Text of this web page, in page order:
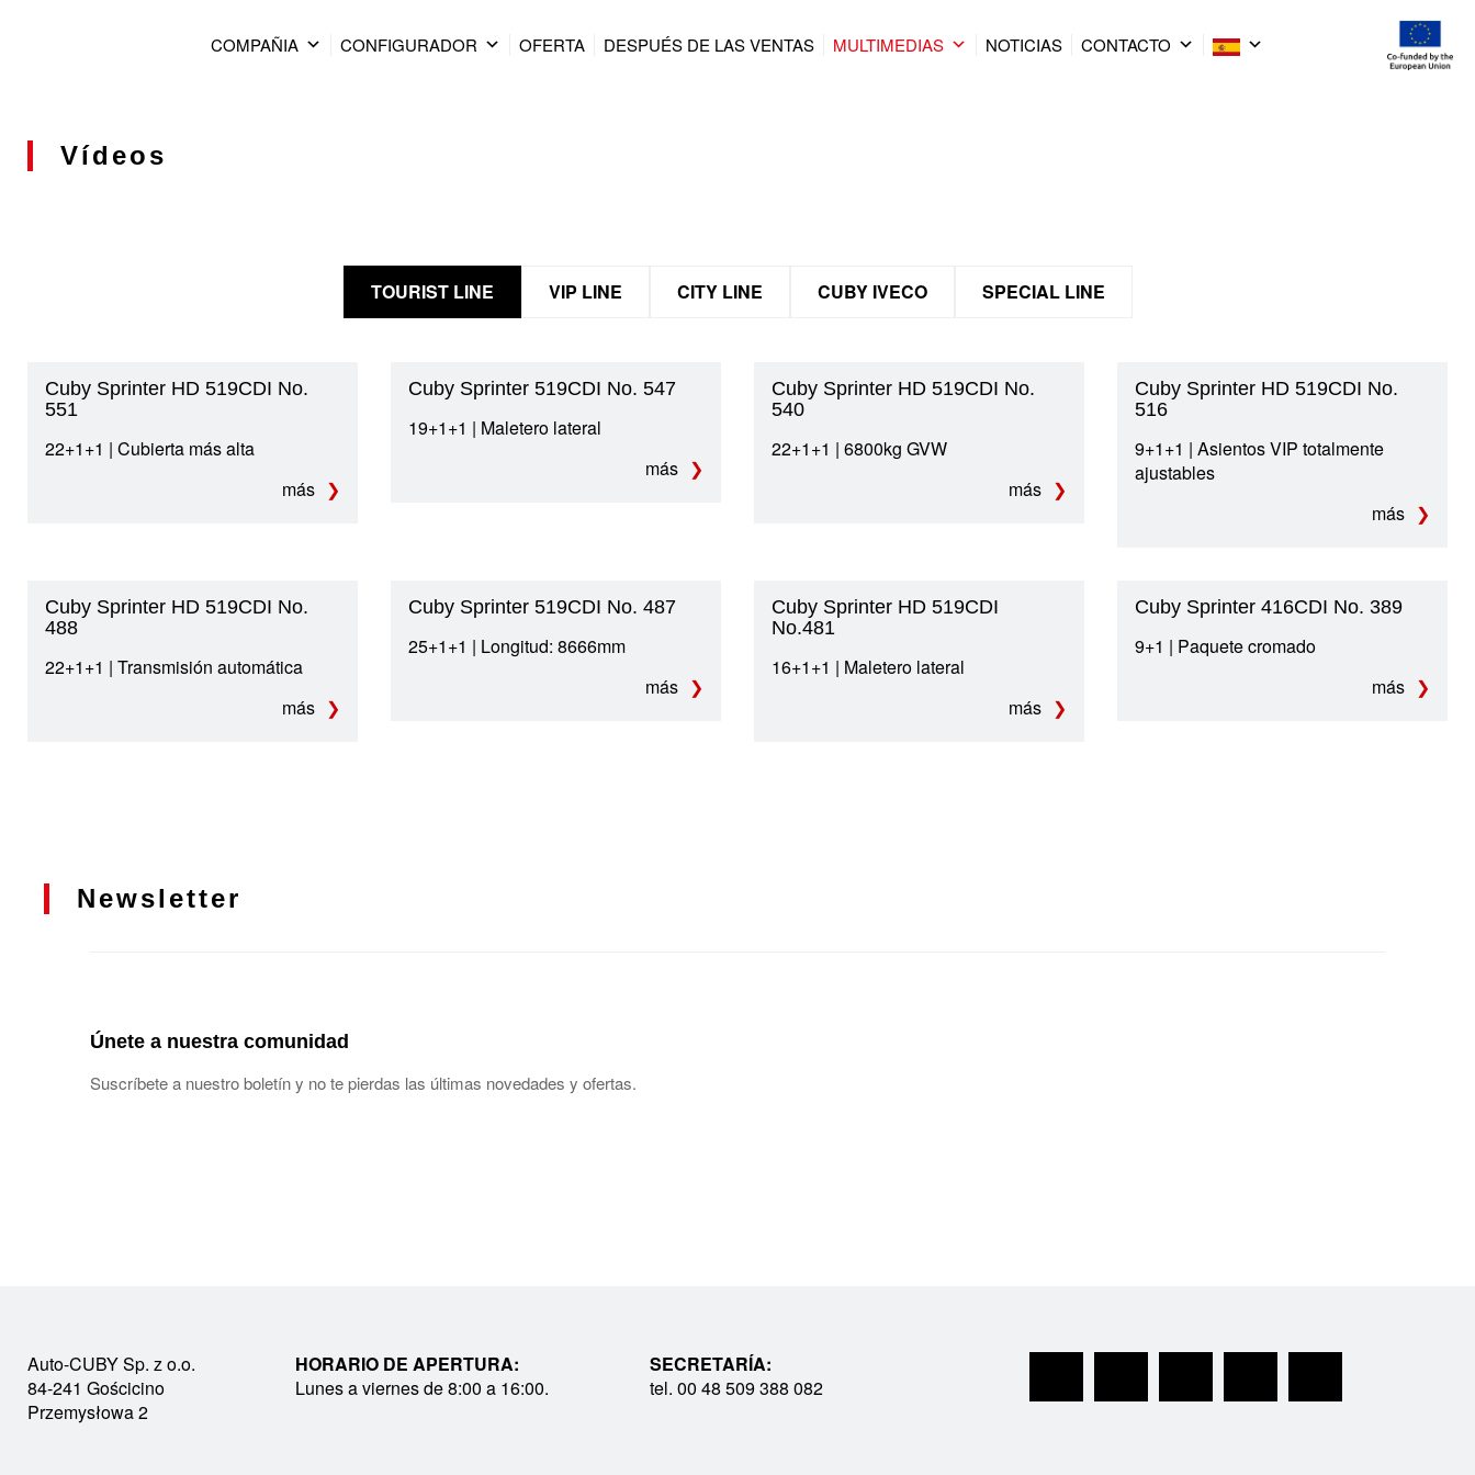
COMPAÑIA CONFIGURADOR OFERTA DESPUÉS DE LAS VENTAS MULTIMEDIAS NOTICIAS CONTACTO
Vídeos
TOURIST LINE VIP LINE CITY LINE CUBY IVECO SPECIAL LINE
Cuby Sprinter HD 519CDI No.
551
22+1+1 | Cubierta más alta
más
Cuby Sprinter 519CDI No. 547
19+1+1 | Maletero lateral
más
Cuby Sprinter HD 519CDI No.
540
22+1+1 | 6800kg GVW
más
Cuby Sprinter HD 519CDI No.
516
9+1+1 | Asientos VIP totalmente
ajustables
más
Cuby Sprinter HD 519CDI No.
488
22+1+1 | Transmisión automática
más
Cuby Sprinter 519CDI No. 487
25+1+1 | Longitud: 8666mm
más
Cuby Sprinter HD 519CDI
No.481
16+1+1 | Maletero lateral
más
Cuby Sprinter 416CDI No. 389
9+1 | Paquete cromado
más
Newsletter
Únete a nuestra comunidad
Suscríbete a nuestro boletín y no te pierdas las últimas novedades y ofertas.
Auto-CUBY Sp. z o.o.
84-241 Gościcino
Przemysłowa 2
HORARIO DE APERTURA:
Lunes a viernes de 8:00 a 16:00.
SECRETARÍA:
tel. 00 48 509 388 082